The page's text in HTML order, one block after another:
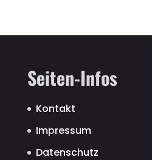
Seiten-Infos
Kontakt
Impressum
Datenschutz